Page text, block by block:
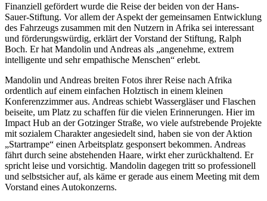
Finanziell gefördert wurde die Reise der beiden von der Hans-
Sauer-Stiftung. Vor allem der Aspekt der gemeinsamen Entwicklung
des Fahrzeugs zusammen mit den Nutzern in Afrika sei interessant
und förderungswürdig, erklärt der Vorstand der Stiftung, Ralph
Boch. Er hat Mandolin und Andreas als „angenehme, extrem
intelligente und sehr empathische Menschen“ erlebt.
Mandolin und Andreas breiten Fotos ihrer Reise nach Afrika
ordentlich auf einem einfachen Holztisch in einem kleinen
Konferenzzimmer aus. Andreas schiebt Wassergläser und Flaschen
beiseite, um Platz zu schaffen für die vielen Erinnerungen. Hier im
Impact Hub an der Gotzinger Straße, wo viele aufstrebende Projekte
mit sozialem Charakter angesiedelt sind, haben sie von der Aktion
„Startrampe“ einen Arbeitsplatz gesponsert bekommen. Andreas
fährt durch seine abstehenden Haare, wirkt eher zurückhaltend. Er
spricht leise und vorsichtig. Mandolin dagegen tritt so professionell
und selbstsicher auf, als käme er gerade aus einem Meeting mit dem
Vorstand eines Autokonzerns.